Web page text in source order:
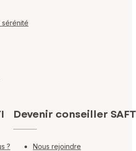
?
Devenir conseiller
Nous rejoindre